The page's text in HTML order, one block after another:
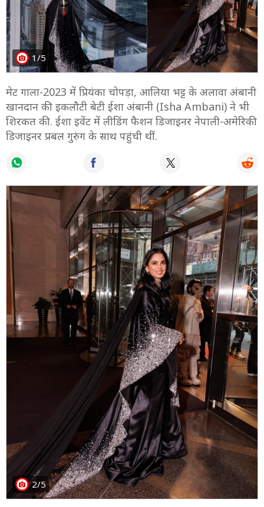
1/5
मेट गाला-2023 में प्रियंका चोपड़ा, आलिया भट्ट के अलावा अंबानी
खानदान की इकलौटी बेटी ईशा अंबानी (Isha Ambani) ने भी
शिरकत की. ईशा इवेंट में लीडिंग फैशन डिजाइनर नेपाली-अमेरिकी
डिजाइनर प्रबल गुरुंग के साथ पहुंची थीं.
2/5